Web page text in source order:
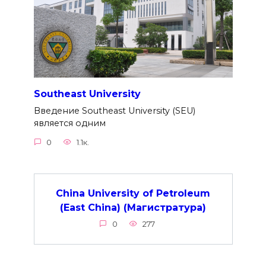
Southeast University
Введение Southeast University (SEU)
является одним
0 1.1к.
China University of Petroleum
(East China) (Магистратура)
0 277